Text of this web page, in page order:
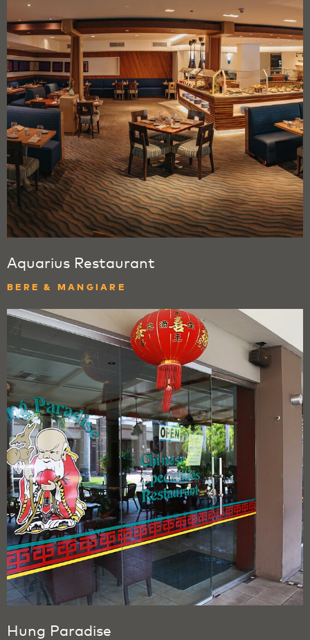
Aquarius Restaurant
BERE & MANGIARE
Hung Paradise